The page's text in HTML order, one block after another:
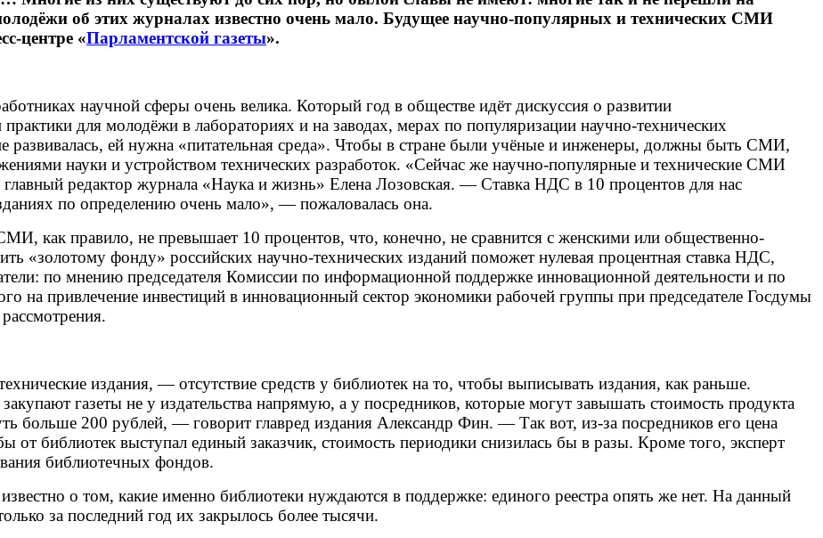
об этих журналах известно очень мало. Будущее научно-популярных и технических СМИ
центре «Парламентской газеты».
научной сферы очень велика. Который год в обществе идёт дискуссия о развитии
для молодёжи в лабораториях и на заводах, мерах по популяризации научно-технических
развивалась, ей нужна «питательная среда». Чтобы в стране были учёные и инженеры, должны быть СМИ,
науки и устройством технических разработок. «Сейчас же научно-популярные и технические СМИ
редактор журнала «Наука и жизнь» Елена Лозовская. — Ставка НДС в 10 процентов для нас
по определению очень мало», — пожаловалась она.
как правило, не превышает 10 процентов, что, конечно, не сравнится с женскими или общественно-
«золотому фонду» российских научно-технических изданий поможет нулевая процентная ставка НДС,
по мнению председателя Комиссии по информационной поддержке инновационной деятельности и по
на привлечение инвестиций в инновационный сектор экономики рабочей группы при председателе Госдумы
издания, — отсутствие средств у библиотек на то, чтобы выписывать издания, как раньше.
газеты не у издательства напрямую, а у посредников, которые могут завышать стоимость продукта
больше 200 рублей, — говорит главред издания Александр Фин. — Так вот, из-за посредников его цена
от библиотек выступал единый заказчик, стоимость периодики снизилась бы в разы. Кроме того, эксперт
библиотечных фондов.
о том, какие именно библиотеки нуждаются в поддержке: единого реестра опять же нет. На данный
за последний год их закрылось более тысячи.